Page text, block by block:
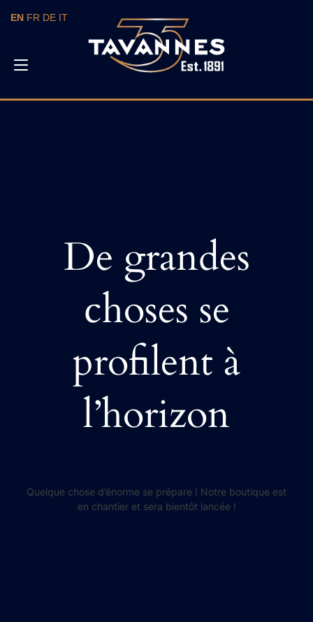
Toggle
De grandes
choses se
profilent à
l’horizon
Quelque chose d’énorme se prépare ! Notre boutique est
en chantier et sera bientôt lancée !
EN FR DE IT